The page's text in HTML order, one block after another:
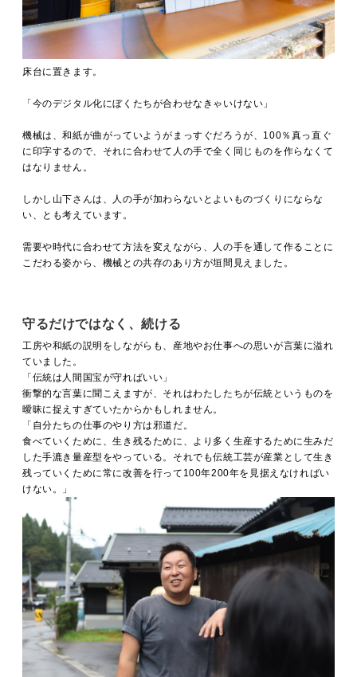
床台に置きます。
「今のデジタル化にぼくたちが合わせなきゃいけない」
機械は、和紙が曲がっていようがまっすぐだろうが、100％真っ直ぐ
に印字するので、それに合わせて人の手で全く同じものを作らなくて
はなりません。
しかし山下さんは、人の手が加わらないとよいものづくりにならな
い、とも考えています。
需要や時代に合わせて方法を変えながら、人の手を通して作ることに
こだわる姿から、機械との共存のあり方が垣間見えました。
守るだけではなく、続ける
工房や和紙の説明をしながらも、産地やお仕事への思いが言葉に溢れ
ていました。
「伝統は人間国宝が守ればいい」
衝撃的な言葉に聞こえますが、それはわたしたちが伝統というものを
曖昧に捉えすぎていたからかもしれません。
「自分たちの仕事のやり方は邪道だ。
食べていくために、生き残るために、より多く生産するために生みだ
した手漉き量産型をやっている。それでも伝統工芸が産業として生き
残っていくために常に改善を行って100年200年を見据えなければい
けない。」